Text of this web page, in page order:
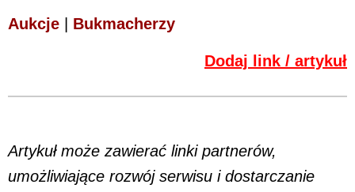
Aukcje Bukmacherzy
Dodaj link / artykuł
Artykuł może zawierać linki partnerów,
umożliwiające rozwój serwisu i dostarczanie